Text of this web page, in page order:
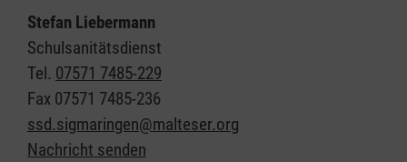
gestellten Räume, Geräte und Materialien. Der
Schulsanitätsdienst in Sigmaringen unterstützt so
die Schulleitung in ihrer Verantwortung für die
Sicherheit der Schülerinnen, Schüler und Lehrkräfte.
Wir möchten jungen Menschen das Thema "Helfen"
näherbringen: Anpacken, gesellschaftliche
Stefan Liebermann
Schulsanitätsdienst
Tel. 07571 7485-229
Fax 07571 7485-236
ssd.sigmaringen@malteser.org
Nachricht senden